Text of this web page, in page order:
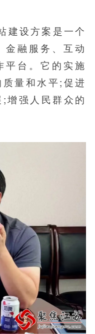
建设方案是一个
金融服务、互动
平台。它的实施
量和水平;促进
增强人民群众的